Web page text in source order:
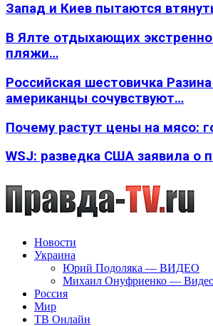
Запад и Киев пытаются
В Ялте отдыхающих экстренно
пляжи…
Российская шестовичка
американцы сочувствуют…
Почему растут цены на мясо:
WSJ: разведка США заявила о
Новости
Украина
Юрий Подоляка — ВИДЕО
Михаил Онуфриенко —
Россия
Мир
ТВ Онлайн